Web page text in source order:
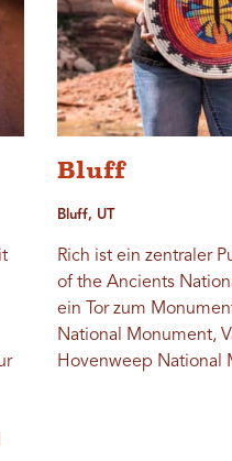
Bluff
Bluff, UT
Rich ist ein zentraler
of the Ancients
ein Tor zum
National Monument,
Hovenweep National